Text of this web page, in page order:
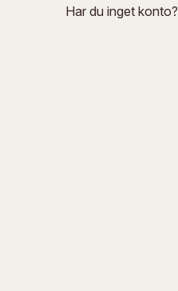
Har du inget konto?